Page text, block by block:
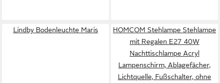
Lindby Bodenleuchte Maris
HOMCOM Stehlampe Stehlampe
mit Regalen E27 40W
Nachttischlampe Acryl
Lampenschirm, Ablagefächer,
Lichtquelle, Fußschalter, ohne